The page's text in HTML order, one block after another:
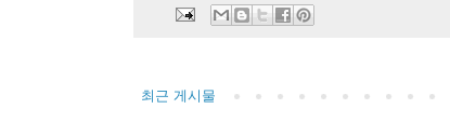
최근 게시물